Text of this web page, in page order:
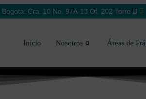
Bogota: Cra. 10 No. 97A-13 Of. 202 Torre B
Inicio Nosotros Áreas de